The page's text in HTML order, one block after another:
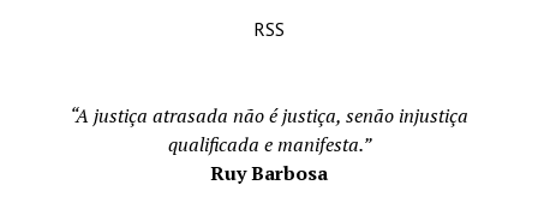
RSS
“A justiça atrasada não é justiça, senão injustiça
qualificada e manifesta.”
Ruy Barbosa